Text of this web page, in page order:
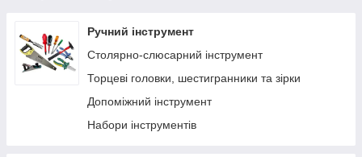
Ручний інструмент
Столярно-слюсарний інструмент
Торцеві головки, шестигранники та зірки
Допоміжний інструмент
Набори інструментів